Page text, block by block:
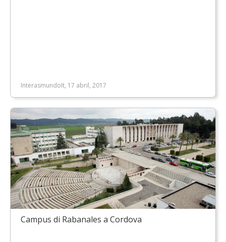
InterasmundoIt, 17 abril, 2017
Campus di Rabanales a Cordova